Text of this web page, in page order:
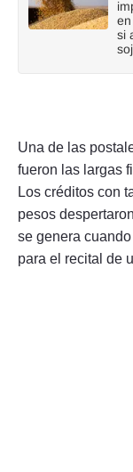
si
Una de las
fueron las largas
Los créditos con
pesos
se genera
para el recital de